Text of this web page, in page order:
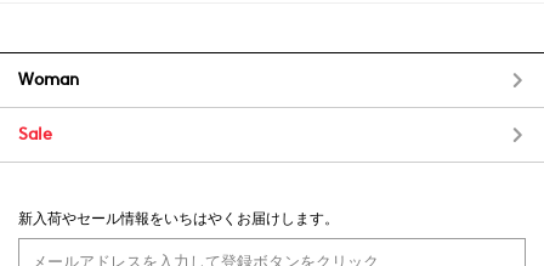
Woman
Sale
新入荷やセール情報をいちはやくお届けします。